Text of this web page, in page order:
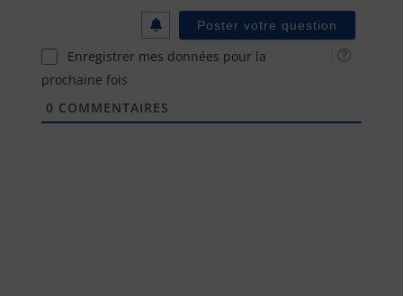
Enregistrer mes données pour la
prochaine fois
0 COMMENTAIRES